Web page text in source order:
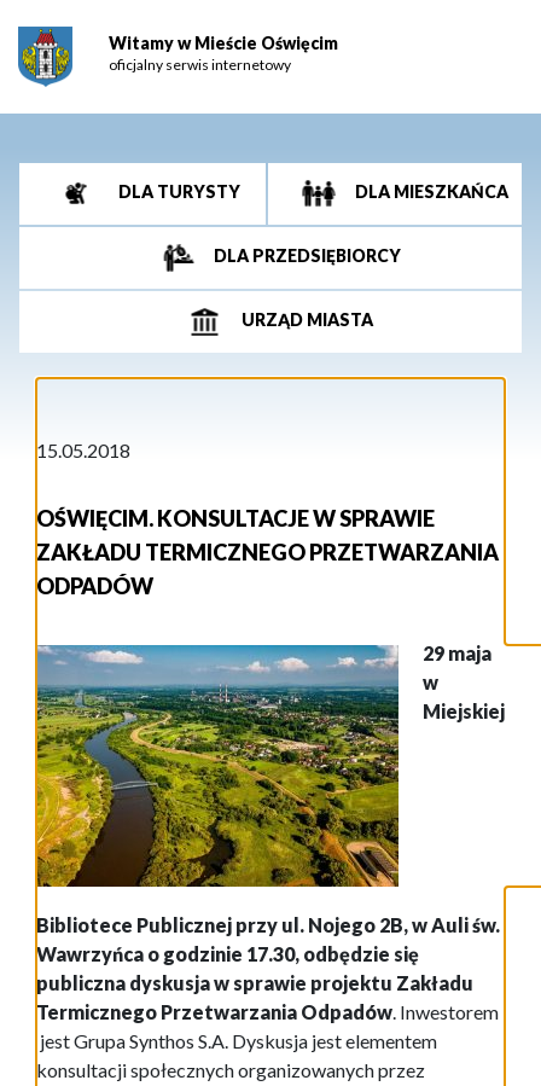
Witamy w Mieście Oświęcim
oficjalny serwis internetowy
DLA TURYSTY DLA MIESZKAŃCA
DLA PRZEDSIĘBIORCY
URZĄD MIASTA
15.05.2018
OŚWIĘCIM. KONSULTACJE W SPRAWIE
ZAKŁADU TERMICZNEGO PRZETWARZANIA
ODPADÓW
29 maja
w
Miejskiej
Bibliotece Publicznej przy ul. Nojego 2B, w Auli św.
Wawrzyńca o godzinie 17.30, odbędzie się
publiczna dyskusja w sprawie projektu Zakładu
Termicznego Przetwarzania Odpadów. Inwestorem
jest Grupa Synthos S.A. Dyskusja jest elementem
konsultacji społecznych organizowanych przez